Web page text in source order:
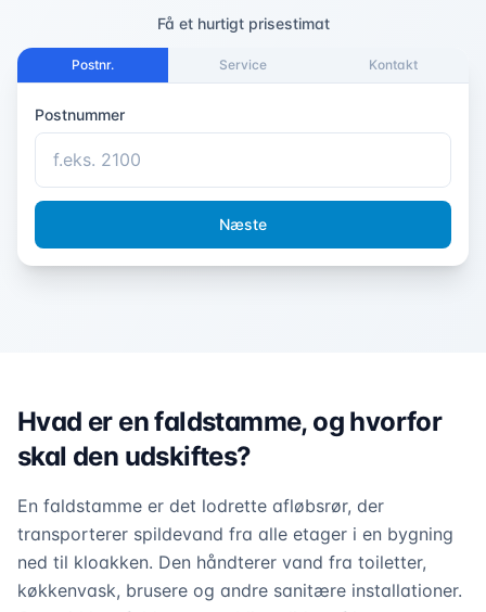
Få et hurtigt prisestimat
Postnr. Service Kontakt
Postnummer
Næste
Hvad er en faldstamme, og hvorfor
skal den udskiftes?
En faldstamme er det lodrette afløbsrør, der
transporterer spildevand fra alle etager i en bygning
ned til kloakken. Den håndterer vand fra toiletter,
køkkenvask, brusere og andre sanitære installationer.